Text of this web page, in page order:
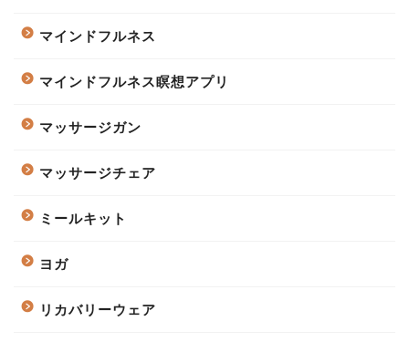
マインドフルネス
マインドフルネス瞑想アプリ
マッサージガン
マッサージチェア
ミールキット
ヨガ
リカバリーウェア